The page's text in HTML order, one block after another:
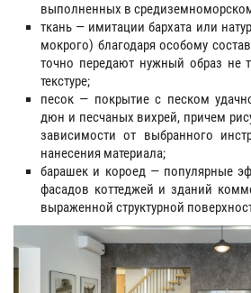
выполненных в
ткань — имитации бархата или
мокрого) благодаря особому
точно передают нужный образ не
текстуре;
песок — покрытие с песком
дюн и песчаных вихрей, причем
зависимости от выбранного
нанесения материала;
барашек и короед — популярные
фасадов коттеджей и зданий
выраженной структурной